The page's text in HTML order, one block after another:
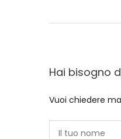
Hai bisogno
Vuoi chiedere